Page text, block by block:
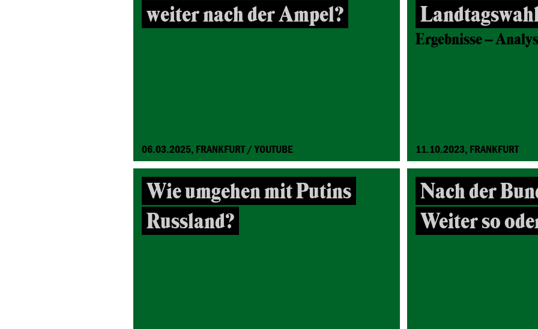
weiter nach der Ampel?
06.03.2025, FRANKFURT / YOUTUBE
Ergebnisse –
11.10.2023, FRANKFURT
Wie umgehen mit Putins
Russland?
Nach der
Weiter so